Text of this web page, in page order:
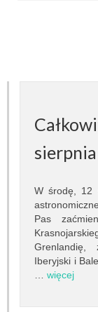
Historia
Kontakt
W środę, 12
Pas
Grenlandię,
Iberyjski i
więcej